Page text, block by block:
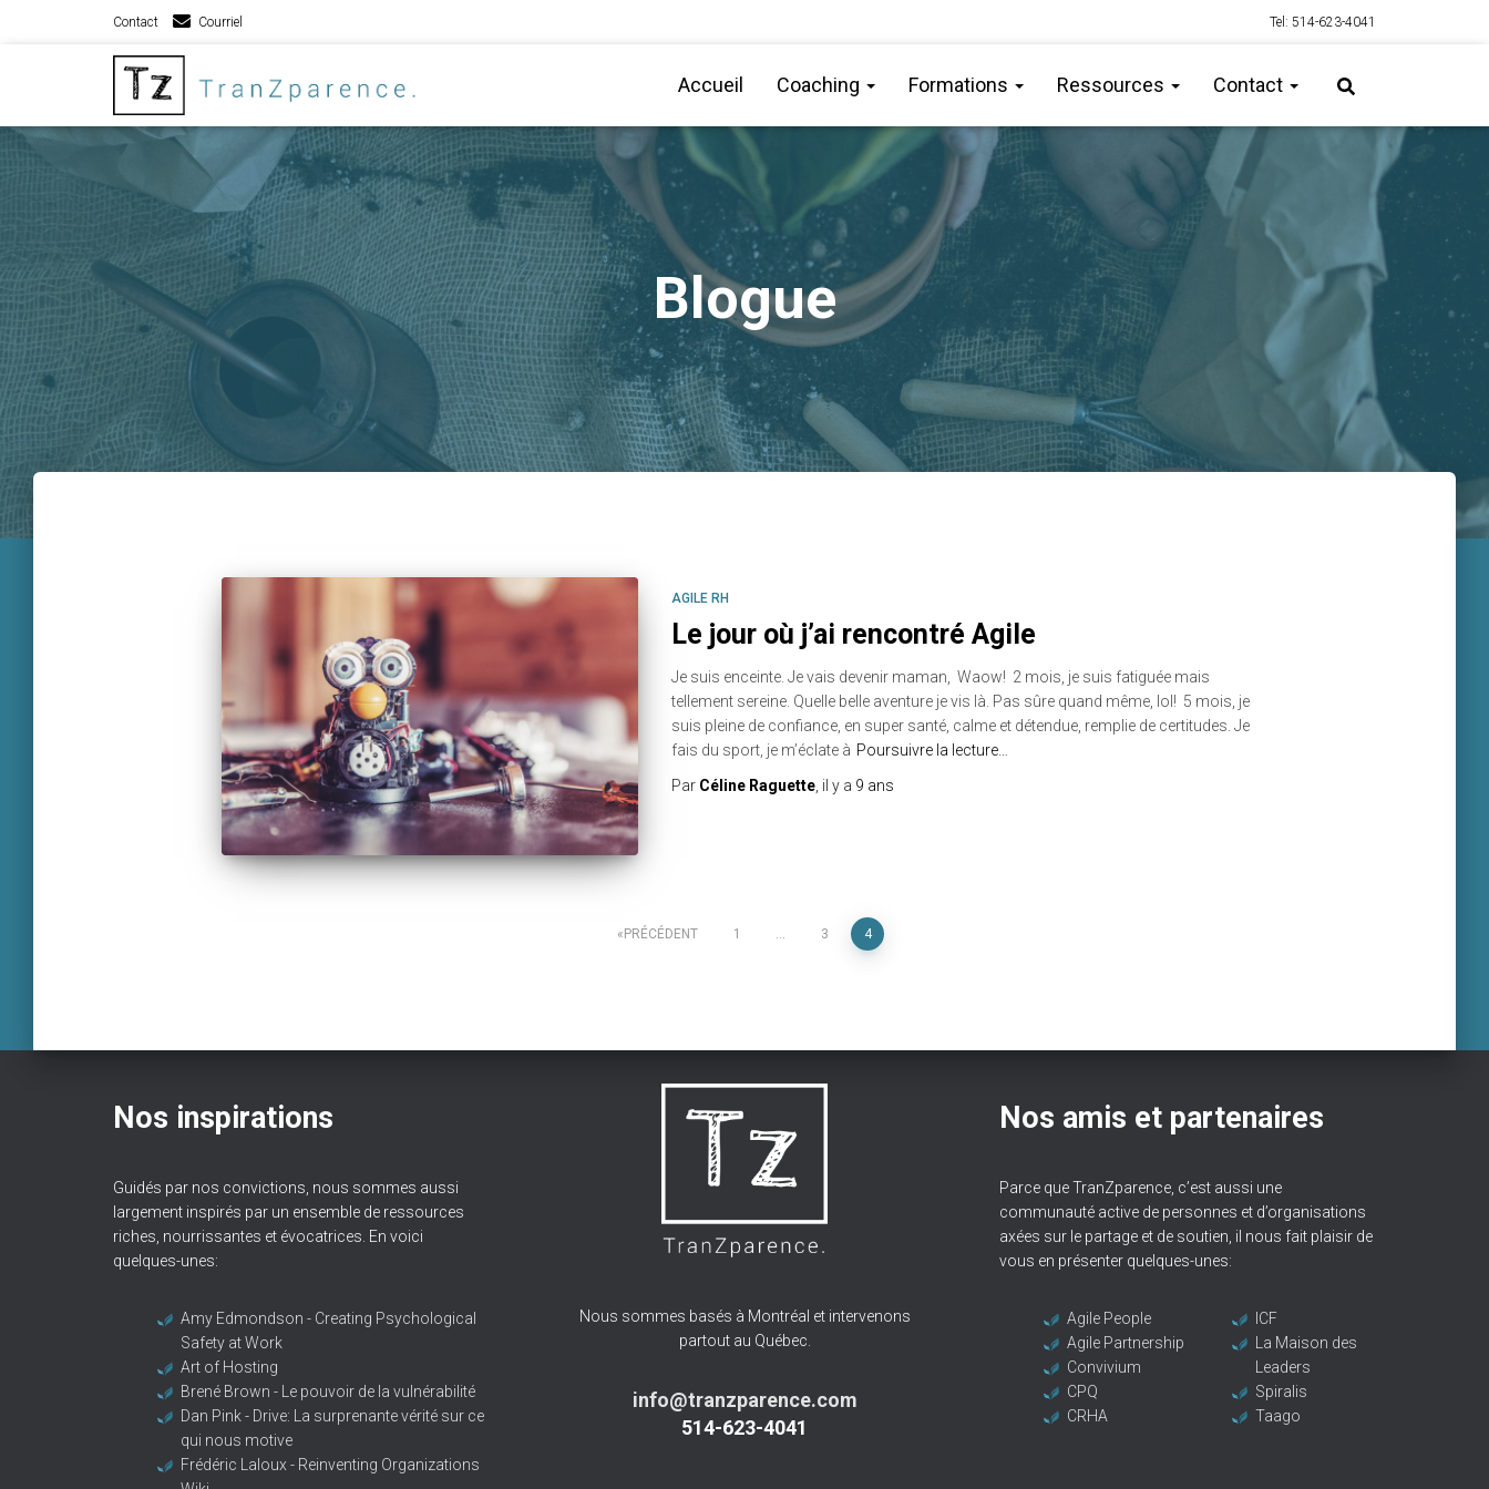
Tel: 514-623-4041
Contact Courriel
Accueil Coaching Formations Ressources Contact
Blogue
AGILE RH
Le jour où j’ai rencontré Agile
Je suis enceinte. Je vais devenir maman, Waow! 2 mois, je suis fatiguée mais
tellement sereine. Quelle belle aventure je vis là. Pas sûre quand même, lol! 5 mois, je
suis pleine de confiance, en super santé, calme et détendue, remplie de certitudes. Je
fais du sport, je m’éclate à Poursuivre la lecture…
Par Céline Raguette, il y a 9 ans
PRÉCÉDENT 1 … 3 4
Nos inspirations
Guidés par nos convictions, nous sommes aussi
largement inspirés par un ensemble de ressources
riches, nourrissantes et évocatrices. En voici
quelques-unes:
Amy Edmondson - Creating Psychological
Safety at Work
Art of Hosting
Brené Brown - Le pouvoir de la vulnérabilité
Dan Pink - Drive: La surprenante vérité sur ce
qui nous motive
Frédéric Laloux - Reinventing Organizations
Nous sommes basés à Montréal et intervenons
partout au Québec.
info@tranzparence.com
514-623-4041
Nos amis et partenaires
Parce que TranZparence, c’est aussi une
communauté active de personnes et d’organisations
axées sur le partage et de soutien, il nous fait plaisir de
vous en présenter quelques-unes:
Agile People
Agile Partnership
Convivium
CPQ
CRHA
ICF
La Maison des
Leaders
Spiralis
Taago